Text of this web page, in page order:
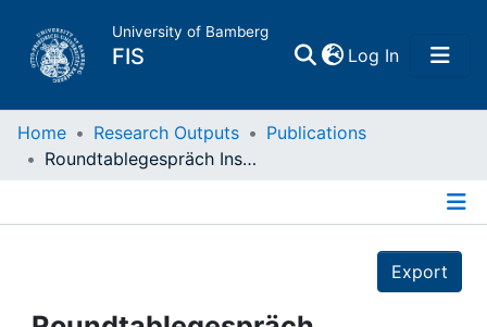
University of Bamberg
FIS Log In(current)
Home
Projects
Home Research Outputs
Publications
Roundtablegespräch Instrumental- und Gesangspädagogik
Export